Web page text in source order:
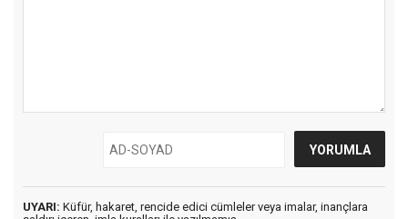
UYARI: Küfür, hakaret, rencide edici cümleler veya imalar, inançlara